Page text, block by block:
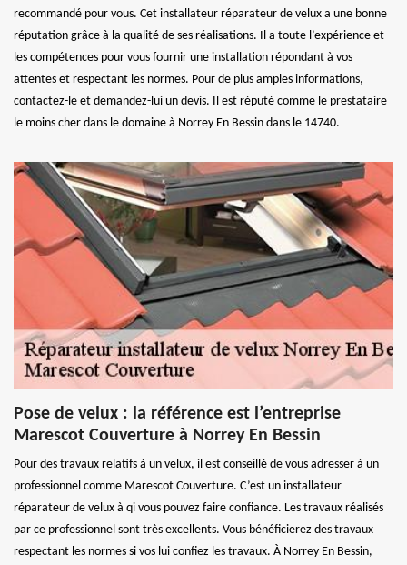
recommandé pour vous. Cet installateur réparateur de velux a une bonne
réputation grâce à la qualité de ses réalisations. Il a toute l’expérience et
les compétences pour vous fournir une installation répondant à vos
attentes et respectant les normes. Pour de plus amples informations,
contactez-le et demandez-lui un devis. Il est réputé comme le prestataire
le moins cher dans le domaine à Norrey En Bessin dans le 14740.
Pose de velux : la référence est l’entreprise
Marescot Couverture à Norrey En Bessin
Pour des travaux relatifs à un velux, il est conseillé de vous adresser à un
professionnel comme Marescot Couverture. C’est un installateur
réparateur de velux à qi vous pouvez faire confiance. Les travaux réalisés
par ce professionnel sont très excellents. Vous bénéficierez des travaux
respectant les normes si vos lui confiez les travaux. À Norrey En Bessin,